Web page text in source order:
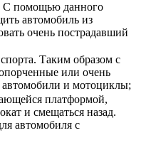
С помощью данного
автомобиль из
очень пострадавший
Таким образом с
или очень
и мотоциклы;
платформой,
и смещаться назад.
автомобиля с